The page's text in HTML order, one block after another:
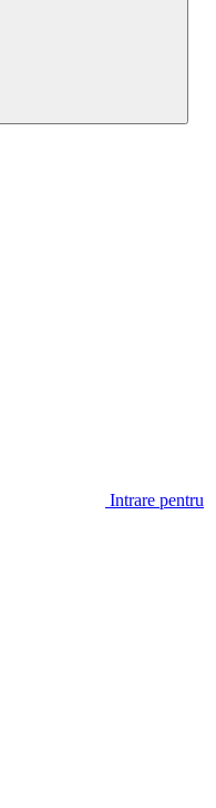
Intrare pentru